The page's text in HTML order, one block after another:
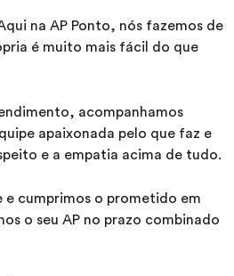
na AP Ponto, nós fazemos de
é muito mais fácil do que
acompanhamos
apaixonada pelo que faz e
e a empatia acima de tudo.
cumprimos o prometido em
o seu AP no prazo combinado